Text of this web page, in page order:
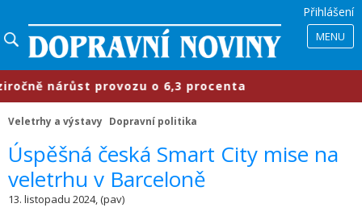
Přihlášení
MENU
nárůst provozu o 6,3 procenta
Veletrhy a výstavy Dopravní politika
Úspěšná česká Smart City mise na
veletrhu v Barceloně
13. listopadu 2024, (pav)